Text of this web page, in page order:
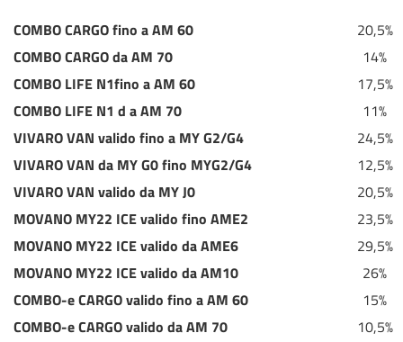
COMBO CARGO fino a AM 60
20,5%
COMBO CARGO da AM 70
14%
COMBO LIFE N1fino a AM 60
17,5%
COMBO LIFE N1 d a AM 70
11%
VIVARO VAN valido fino a MY G2/G4
24,5%
VIVARO VAN da MY G0 fino MYG2/G4
12,5%
VIVARO VAN valido da MY J0
20,5%
MOVANO MY22 ICE valido fino AME2
23,5%
MOVANO MY22 ICE valido da AME6
29,5%
MOVANO MY22 ICE valido da AM10
26%
COMBO-e CARGO valido fino a AM 60
15%
COMBO-e CARGO valido da AM 70
10,5%